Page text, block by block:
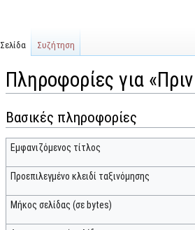
Πληροφορίες για
Μετάβαση
στην
πλοήγηση
Πήδηση
στην
αναζήτηση
Βασικές πληροφορίες
Εμφανιζόμενος τίτλος
Προεπιλεγμένο κλειδί ταξινόμησης
Μήκος σελίδας (σε bytes)
Σελίδα Συζήτηση